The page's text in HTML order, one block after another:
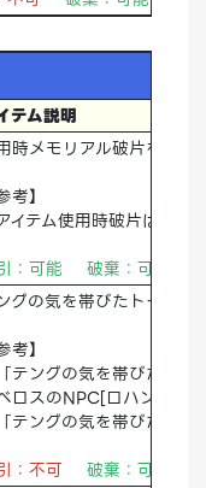
テム説明
時メモリアル破片を1個
考】
イテム使用時破片はメモ
：可能 破棄：可能
グの気を帯びたトーテム
考】
テングの気を帯びたト
ロスのNPC[ロハン]から
テングの気を帯びたト
：不可
破棄：可能